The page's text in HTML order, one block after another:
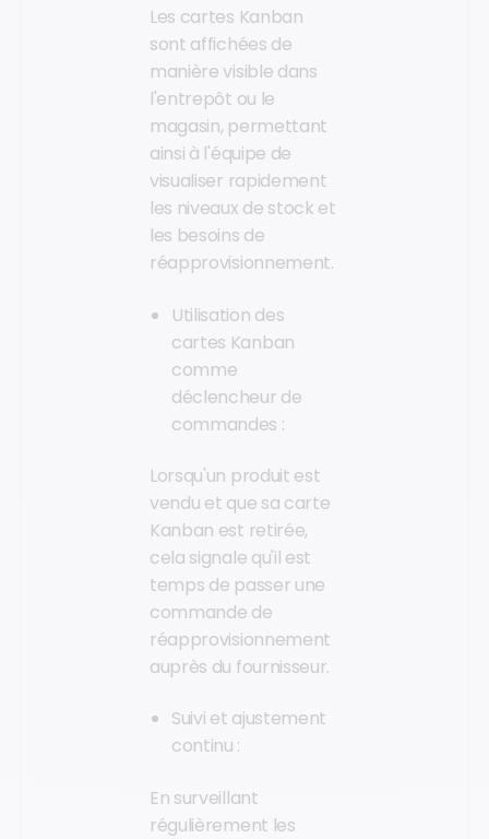
Les cartes Kanban
sont affichées de
manière visible dans
l'entrepôt ou le
magasin, permettant
ainsi à l'équipe de
visualiser rapidement
les niveaux de stock et
les besoins de
réapprovisionnement.
Utilisation des
cartes Kanban
comme
déclencheur de
commandes :
Lorsqu'un produit est
vendu et que sa carte
Kanban est retirée,
cela signale qu'il est
temps de passer une
commande de
réapprovisionnement
auprès du fournisseur.
Suivi et ajustement
continu :
En surveillant
régulièrement les